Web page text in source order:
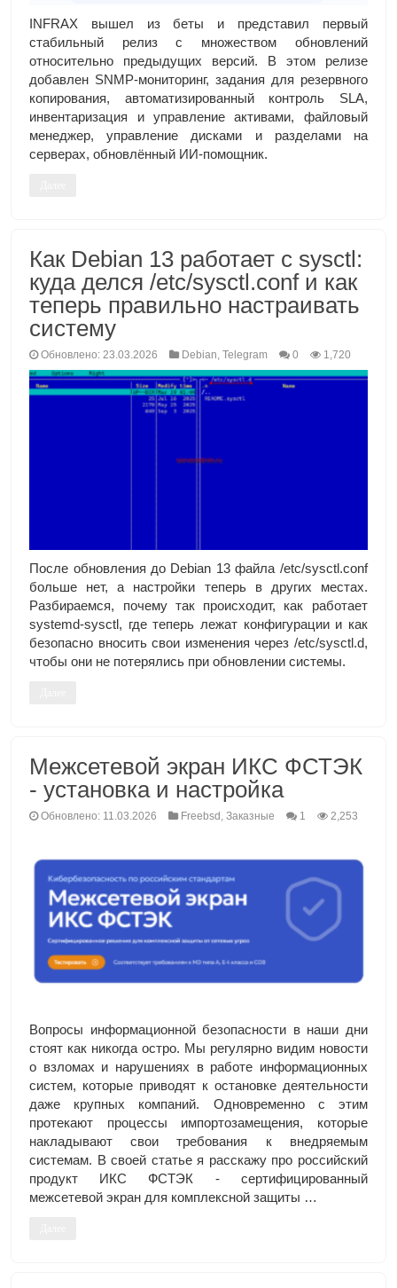
INFRAX вышел из беты и представил первый
стабильный релиз с множеством обновлений
относительно предыдущих версий. В этом релизе
добавлен SNMP-мониторинг, задания для резервного
копирования, автоматизированный контроль SLA,
инвентаризация и управление активами, файловый
менеджер, управление дисками и разделами на
серверах, обновлённый ИИ-помощник.
Как Debian 13 работает с sysctl:
куда делся /etc/sysctl.conf и как
теперь правильно настраивать
систему
Обновлено: 23.03.2026 Debian,Telegram 0 1,720
После обновления до Debian 13 файла /etc/sysctl.conf
больше нет, а настройки теперь в других местах.
Разбираемся, почему так происходит, как работает
systemd‑sysctl, где теперь лежат конфигурации и как
безопасно вносить свои изменения через /etc/sysctl.d,
чтобы они не потерялись при обновлении системы.
Межсетевой экран ИКС ФСТЭК
- установка и настройка
Обновлено: 11.03.2026 Freebsd ,Заказные 1 2,253
Вопросы информационной безопасности в наши дни
стоят как никогда остро. Мы регулярно видим новости
о взломах и нарушениях в работе информационных
систем, которые приводят к остановке деятельности
даже крупных компаний. Одновременно с этим
протекают процессы импортозамещения, которые
накладывают свои требования к внедряемым
системам. В своей статье я расскажу про российский
продукт ИКС ФСТЭК - сертифицированный
межсетевой экран для комплексной защиты …